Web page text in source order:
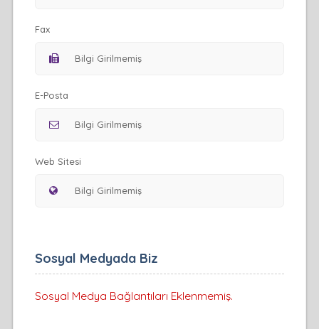
Fax
E-Posta
Web Sitesi
Sosyal Medyada Biz
Sosyal Medya Bağlantıları Eklenmemiş.